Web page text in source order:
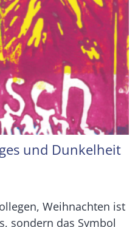
und Dunkelheit
Weihnachten ist
sondern das Symbol